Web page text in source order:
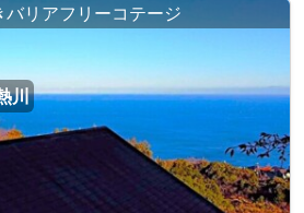
バリアフリーコテージ
川